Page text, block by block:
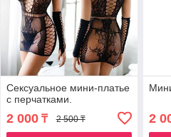
Сексуальное мини-платье
с перчатками.
2 000₸ 2 500 ₸ 2